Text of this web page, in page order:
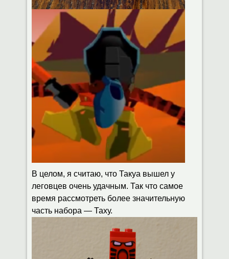
В целом, я считаю, что Такуа вышел у
леговцев очень удачным. Так что самое
время рассмотреть более значительную
часть набора — Таху.